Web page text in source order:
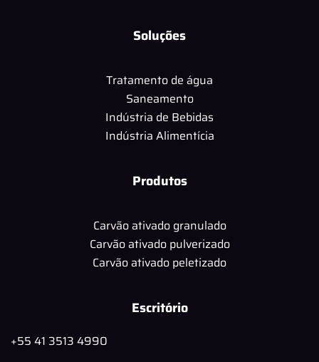
Soluções
Tratamento de água
Saneamento
Indústria de Bebidas
Indústria Alimentícia
Produtos
Carvão ativado granulado
Carvão ativado pulverizado
Carvão ativado peletizado
Escritório
+55 41 3513 4990